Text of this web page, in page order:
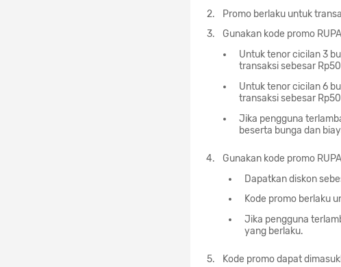
Promo berlaku untuk
Gunakan kode promo
Untuk tenor cicilan 3
transaksi sebesar
Untuk tenor cicilan 6
transaksi sebesar
Jika pengguna
beserta bunga dan
Gunakan kode promo
Dapatkan diskon
Kode promo berlaku
Jika pengguna
yang berlaku.
Kode promo dapat